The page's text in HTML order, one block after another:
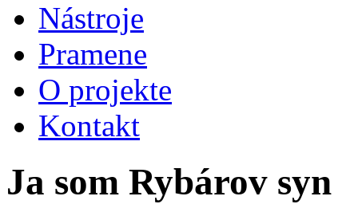
Nástroje
Pramene
O projekte
Kontakt
Ja som Rybárov syn